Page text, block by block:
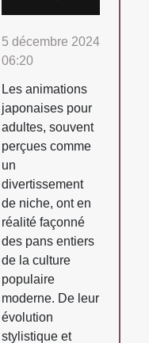
5 décembre 2024
06:20
Les animations
japonaises pour
adultes, souvent
perçues comme
un
divertissement
de niche, ont en
réalité façonné
des pans entiers
de la culture
populaire
moderne. De leur
évolution
stylistique et